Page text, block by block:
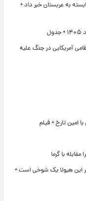
به عربستان خبر داد +
آمریکایی در جنگ علیه
امین تارخ + فیلم
با گرما
این هیولا یک شوخی است +